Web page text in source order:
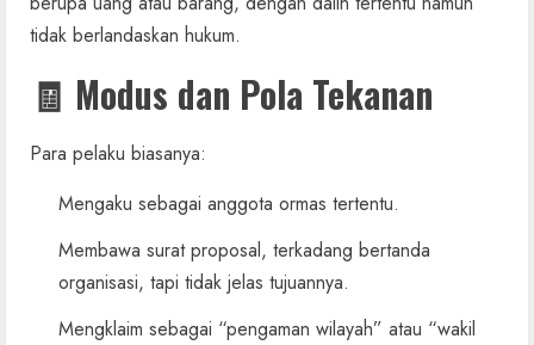
tidak berlandaskan hukum.
🧾 Modus dan Pola Tekanan
Para pelaku biasanya:
Mengaku sebagai anggota ormas tertentu.
Membawa surat proposal, terkadang bertanda
organisasi, tapi tidak jelas tujuannya.
Mengklaim sebagai “pengaman wilayah” atau “wakil